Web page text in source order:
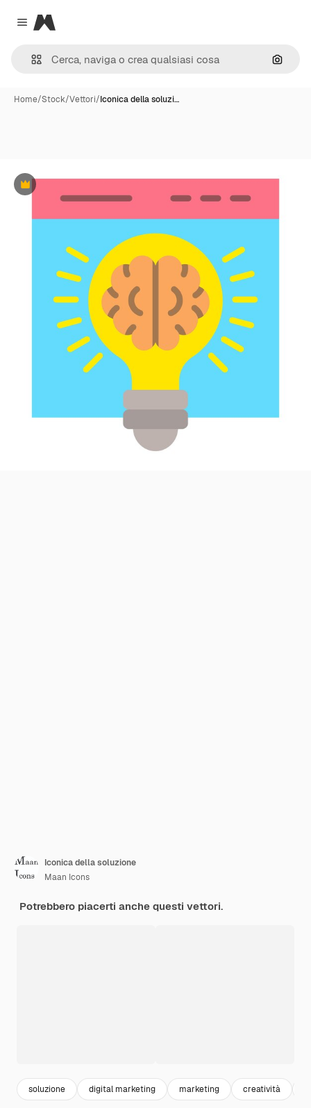
Close menu
Magnific
Cerca
Home/Stock/Vettori/Iconica della soluzi…
Premium
Iconica della soluzione
Maan Icons
Potrebbero piacerti anche questi vettori.
soluzione digital marketing marketing creatività